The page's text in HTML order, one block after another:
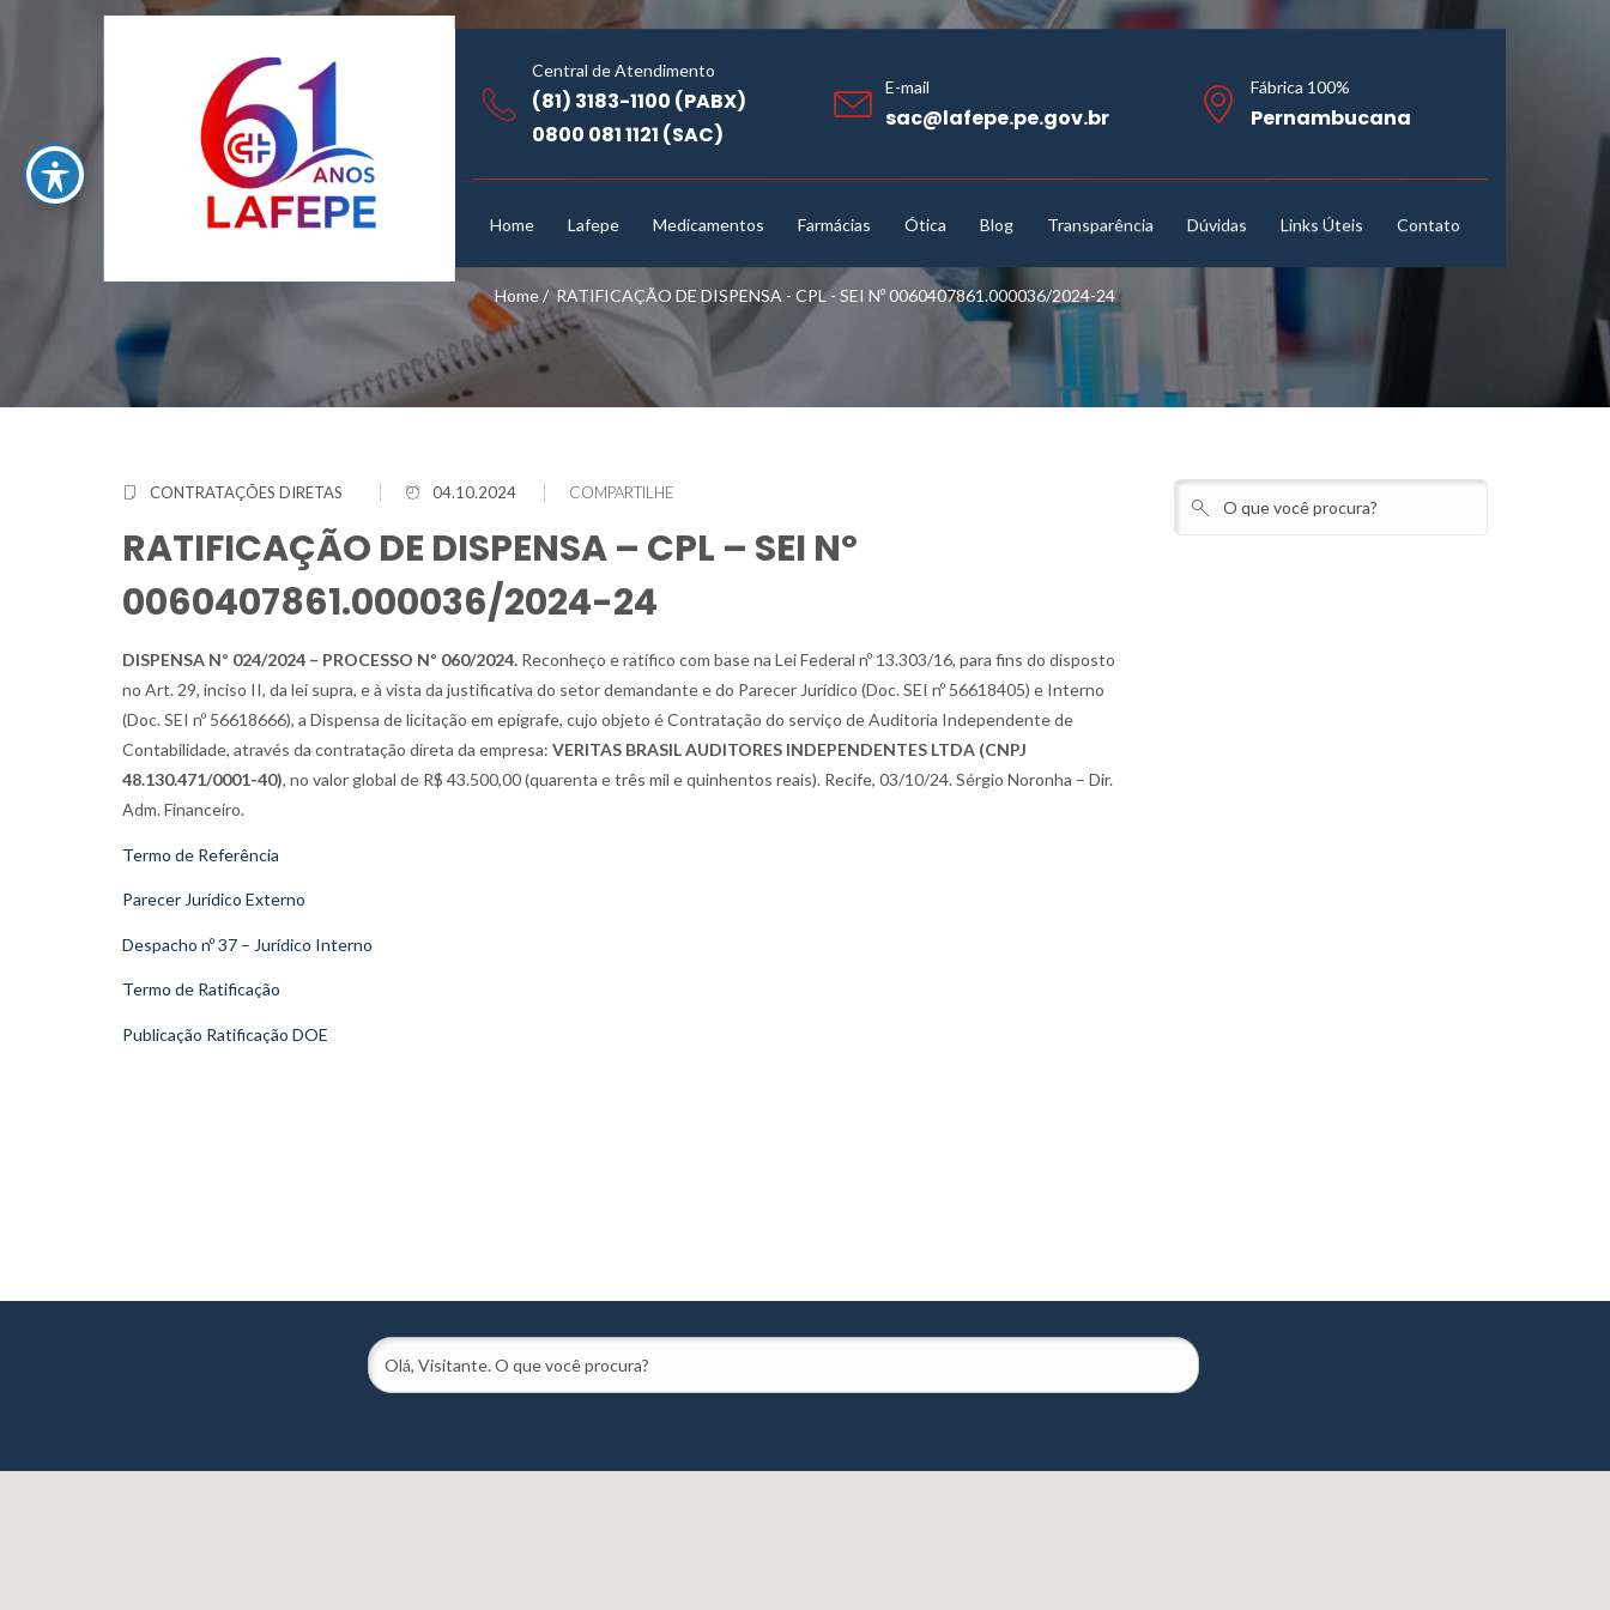
Central de Atendimento
(81) 3183-1100 (PABX)
0800 081 1121 (SAC)
E-mail
sac@lafepe.pe.gov.br
Fábrica 100%
Pernambucana
Home Lafepe Medicamentos Farmácias Ótica Blog Transparência Dúvidas Links Úteis Contato
Home/ RATIFICAÇÃO DE DISPENSA - CPL - SEI Nº 0060407861.000036/2024-24
CONTRATAÇÕES DIRETAS 04.10.2024 COMPARTILHE
RATIFICAÇÃO DE DISPENSA – CPL – SEI Nº
0060407861.000036/2024-24
DISPENSA Nº 024/2024 – PROCESSO Nº 060/2024. Reconheço e ratifico com base na Lei Federal nº 13.303/16, para fins do disposto
no Art. 29, inciso II, da lei supra, e à vista da justificativa do setor demandante e do Parecer Jurídico (Doc. SEI nº 56618405) e Interno
(Doc. SEI nº 56618666), a Dispensa de licitação em epígrafe, cujo objeto é Contratação do serviço de Auditoria Independente de
Contabilidade, através da contratação direta da empresa: VERITAS BRASIL AUDITORES INDEPENDENTES LTDA (CNPJ
48.130.471/0001-40), no valor global de R$ 43.500,00 (quarenta e três mil e quinhentos reais). Recife, 03/10/24. Sérgio Noronha – Dir.
Adm. Financeiro.
Termo de Referência
Parecer Jurídico Externo
Despacho nº 37 – Jurídico Interno
Termo de Ratificação
Publicação Ratificação DOE